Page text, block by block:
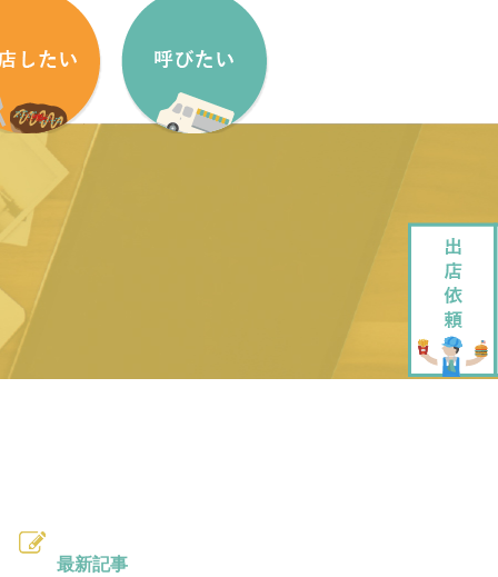
法
し込みフォーム
ンカーをはじめたい方へ
チンカー製作・販売
出店依頼方法
企画・運営させていただきます
最新記事